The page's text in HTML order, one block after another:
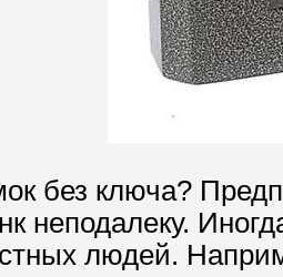
без ключа?
неподалеку.
людей.